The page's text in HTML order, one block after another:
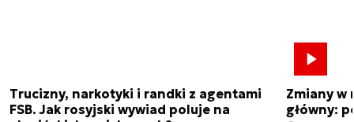
Trucizny, narkotyki i randki z agentami
FSB. Jak rosyjski wywiad poluje na
Zmiany w
główny: